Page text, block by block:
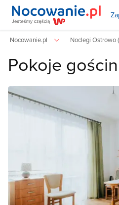
Nocowanie.pl Noclegi Ostrowo
Pokoje